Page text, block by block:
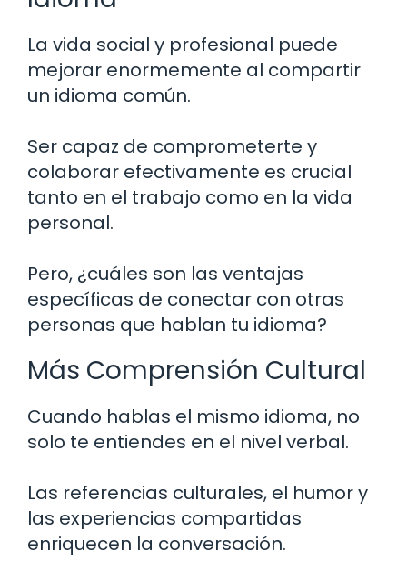
La vida social y profesional puede
mejorar enormemente al compartir
un idioma común.
Ser capaz de comprometerte y
colaborar efectivamente es crucial
tanto en el trabajo como en la vida
personal.
Pero, ¿cuáles son las ventajas
específicas de conectar con otras
personas que hablan tu idioma?
Más Comprensión Cultural
Cuando hablas el mismo idioma, no
solo te entiendes en el nivel verbal.
Las referencias culturales, el humor y
las experiencias compartidas
enriquecen la conversación.